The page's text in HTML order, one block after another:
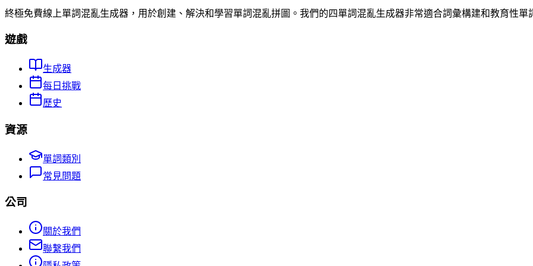
終極免費線上單詞混亂生成器，用於創建、解決和學習單詞混亂拼圖。我們的四單詞混亂生成器非常適合詞彙構建和教育性單
遊戲
生成器
每日挑戰
歷史
資源
單詞類別
常見問題
公司
關於我們
聯繫我們